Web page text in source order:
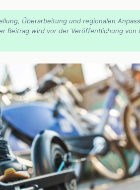
Überarbeitung und regionalen
Beitrag wird vor der Veröffentlichung von